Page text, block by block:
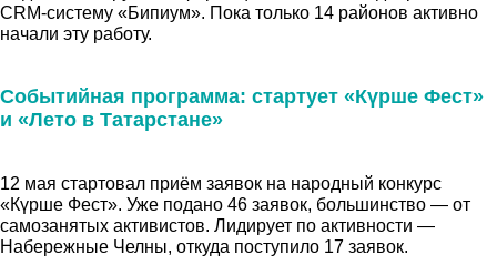
CRM-систему «Бипиум». Пока только 14 районов активно
начали эту работу.
Событийная программа: стартует «Күрше Фест»
и «Лето в Татарстане»
12 мая стартовал приём заявок на народный конкурс
«Күрше Фест». Уже подано 46 заявок, большинство — от
самозанятых активистов. Лидирует по активности —
Набережные Челны, откуда поступило 17 заявок.